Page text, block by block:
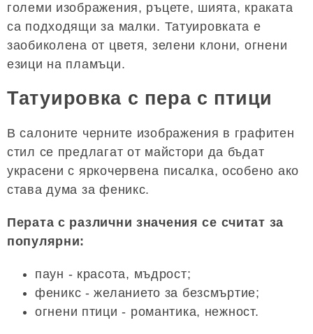
големи изображения, ръцете, шията, краката
са подходящи за малки. Татуировката е
заобиколена от цветя, зелени клони, огнени
езици на пламъци.
Татуировка с пера с птици
В салоните черните изображения в графитен
стил се предлагат от майстори да бъдат
украсени с яркочервена писалка, особено ако
става дума за феникс.
Перата с различни значения се считат за
популярни:
паун - красота, мъдрост;
феникс - желанието за безсмъртие;
огнени птици - романтика, нежност.